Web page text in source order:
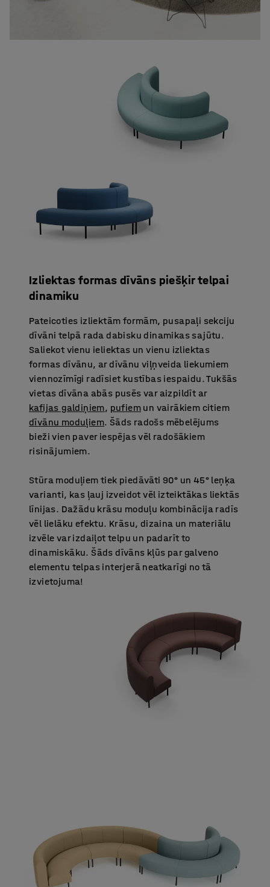
Izliektas formas dīvāns piešķir telpai
dinamiku
Pateicoties izliektām formām, pusapaļi sekciju
dīvāni telpā rada dabisku dinamikas sajūtu.
Saliekot vienu ieliektas un vienu izliektas
formas dīvānu, ar dīvānu viļņveida liekumiem
viennozīmīgi radīsiet kustības iespaidu. Tukšās
vietas dīvāna abās pusēs var aizpildīt ar
kafijas galdiņiem, pufiem un vairākiem citiem
dīvānu moduļiem. Šāds radošs mēbelējums
bieži vien paver iespējas vēl radošākiem
risinājumiem.
Stūra moduļiem tiek piedāvāti 90° un 45° leņķa
varianti, kas ļauj izveidot vēl izteiktākas liektās
līnijas. Dažādu krāsu moduļu kombinācija radīs
vēl lielāku efektu. Krāsu, dizaina un materiālu
izvēle var izdaiļot telpu un padarīt to
dinamiskāku. Šāds dīvāns kļūs par galveno
elementu telpas interjerā neatkarīgi no tā
izvietojuma!